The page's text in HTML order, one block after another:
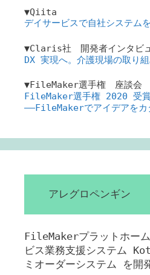
▼Qiita
デイサービスで自社システム
▼Claris社 開発者インタビュ
DX 実現へ。介護現場の取り
▼FileMaker選手権 座談会
FileMaker選手権 2020 受賞
――FileMakerでアイデアをカ
アレグロペンギン
FileMakerプラットホー
ビス業務支援システム
ミオーダーシステム を開